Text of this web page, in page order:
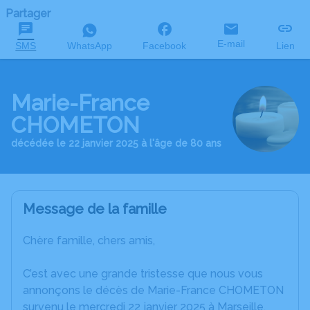
Partager
SMS WhatsApp Facebook E-mail Lien
Marie-France
CHOMETON
décédée le 22 janvier 2025 à l'âge de 80 ans
Message de la famille
Chère famille, chers amis,
C’est avec une grande tristesse que nous vous
annonçons le décès de Marie-France CHOMETON
survenu le mercredi 22 janvier 2025 à Marseille.